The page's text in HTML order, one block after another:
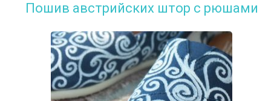
Пошив австрийских штор с рюшами